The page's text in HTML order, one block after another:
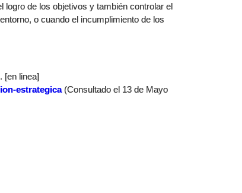
logro de los objetivos y también controlar el
o cuando el incumplimiento de los
[en linea]
estrategica(Consultado el 13 de Mayo